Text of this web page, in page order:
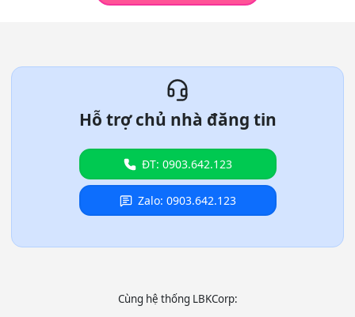
Hỗ trợ chủ nhà đăng tin
ĐT: 0903.642.123
Zalo: 0903.642.123
Cùng hệ thống LBKCorp: